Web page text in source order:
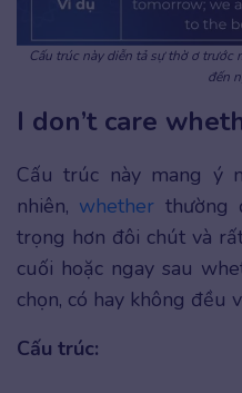
Cấu trúc này diễn tả sự thờ ơ
đến
I don’t care
Cấu trúc này mang ý
nhiên, whether thường
trọng hơn đôi chút và
cuối hoặc ngay sau
chọn, có hay không đều
Cấu trúc: